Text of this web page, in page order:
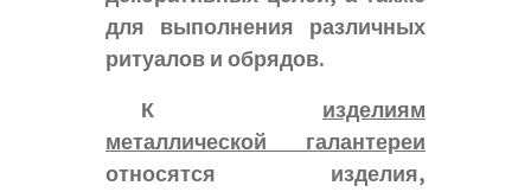
для выполнения различных
ритуалов и обрядов.
К изделиям
металлической галантереи
относятся изделия,